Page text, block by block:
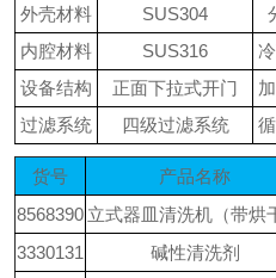
外壳材料
SUS304
内腔材料
SUS316
设备结构
正面下拉式开门
过滤系统
四级过滤系统
货号 产品名称
8568390 立式器皿清洗机（带烘
3330131
碱性清洗剂